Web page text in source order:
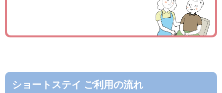
ショートステイ ご利用の流れ